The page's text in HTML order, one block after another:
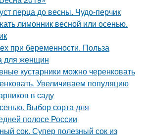
перца до весны. Чудо-перчик
лимонник весной или осенью.
при беременности. Польза
для женщин
кустарники можно черенковать
Увеличиваем популяцию
в саду
Выбор сорта для
полосе России
сок. Супер полезный сок из